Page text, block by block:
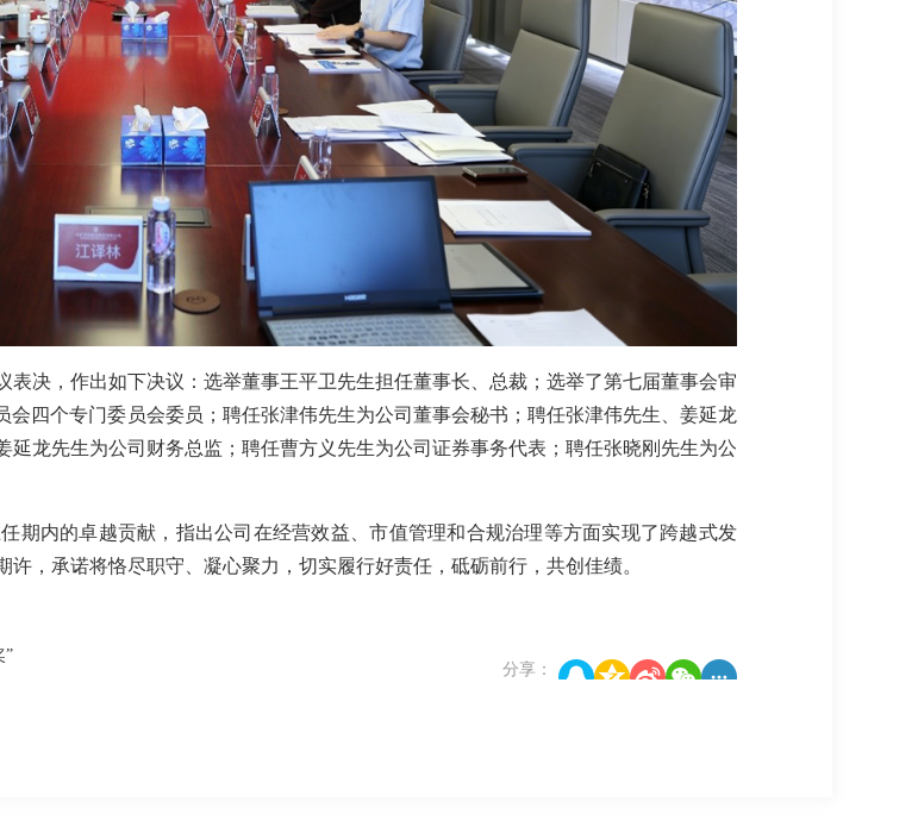
决，作出如下决议：选举董事王平卫先生担任董事长、总裁；选举了第七届董事会审
四个专门委员会委员；聘任张津伟先生为公司董事会秘书；聘任张津伟先生、姜延龙
龙先生为公司财务总监；聘任曹方义先生为公司证券事务代表；聘任张晓刚先生为公
期内的卓越贡献，指出公司在经营效益、市值管理和合规治理等方面实现了跨越式发
，承诺将恪尽职守、凝心聚力，切实履行好责任，砥砺前行，共创佳绩。
”
分享：